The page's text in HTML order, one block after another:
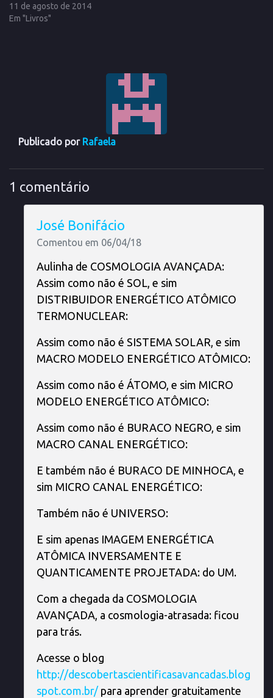
11 de agosto de 2014
Em "Livros"
Publicado por Rafaela
1 comentário
José Bonifácio
Comentou em 06/04/18
Aulinha de COSMOLOGIA AVANÇADA:
Assim como não é SOL, e sim
DISTRIBUIDOR ENERGÉTICO ATÔMICO
TERMONUCLEAR:
Assim como não é SISTEMA SOLAR, e sim
MACRO MODELO ENERGÉTICO ATÔMICO:
Assim como não é ÁTOMO, e sim MICRO
MODELO ENERGÉTICO ATÔMICO:
Assim como não é BURACO NEGRO, e sim
MACRO CANAL ENERGÉTICO:
E também não é BURACO DE MINHOCA, e
sim MICRO CANAL ENERGÉTICO:
Também não é UNIVERSO:
E sim apenas IMAGEM ENERGÉTICA
ATÔMICA INVERSAMENTE E
QUANTICAMENTE PROJETADA: do UM.
Com a chegada da COSMOLOGIA
AVANÇADA, a cosmologia-atrasada: ficou
para trás.
Acesse o blog
http://descobertascientificasavancadas.blog
spot.com.br/ para aprender gratuitamente